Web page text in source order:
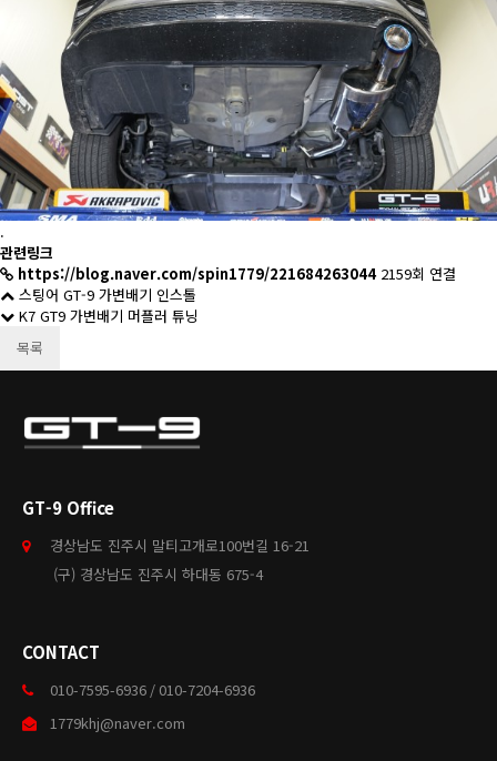
.
관련링크
https://blog.naver.com/spin1779/221684263044 2159회 연결
스팅어 GT-9 가변배기 인스톨
K7 GT9 가변배기 머플러 튜닝
목록
GT-9 Office
경상남도 진주시 말티고개로100번길 16-21
(구) 경상남도 진주시 하대동 675-4
CONTACT
010-7595-6936 / 010-7204-6936
1779khj@naver.com